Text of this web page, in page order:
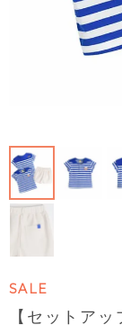
SALE
【セットア